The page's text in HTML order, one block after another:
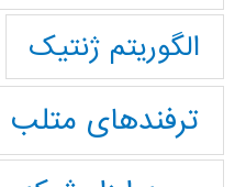
الگوریتم ژنتیک
ترفندهای متلب